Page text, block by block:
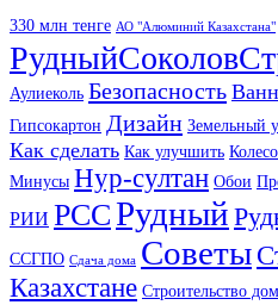
330 млн тенге АО "Алюминий Казахстана"
Аулиеколь Безопасность
Гипсокартон Дизайн Земельный
Как сделать Как улучшить
Минусы Нур-султан Обои
РИИ РССРудный
ССГПО Сдача дома Советы
Казахстане Строительство